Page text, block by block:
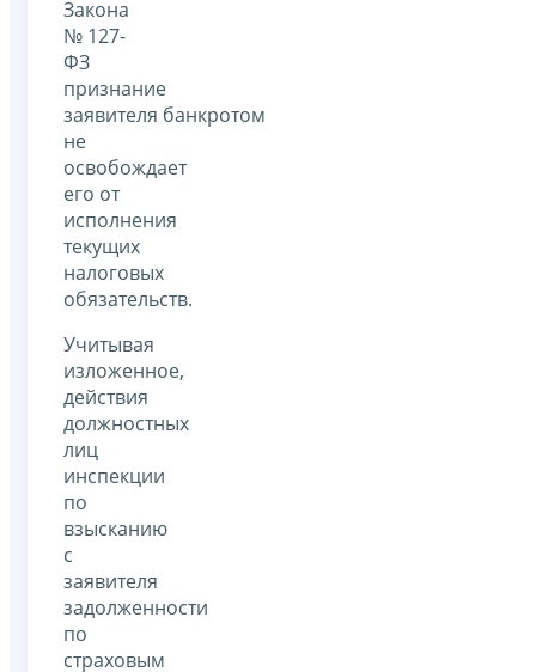
Закона
№ 127-
ФЗ
признание
заявителя банкротом
не
освобождает
его от
исполнения
текущих
налоговых
обязательств.
Учитывая
изложенное,
действия
должностных
лиц
инспекции
по
взысканию
с
заявителя
задолженности
по
страховым